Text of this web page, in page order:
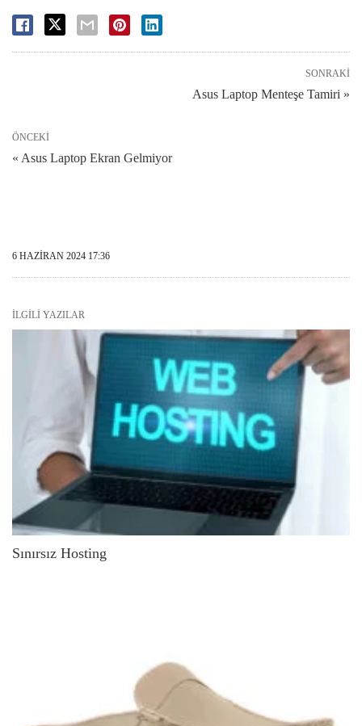
SONRAKI
Asus Laptop Menteşe Tamiri »
ÖNCEKI
« Asus Laptop Ekran Gelmiyor
6 HAZIRAN 2024 17:36
İLGILI YAZILAR
Sınırsız Hosting